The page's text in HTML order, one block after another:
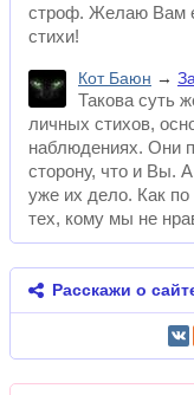
строф. Желаю Вам
стихи!
Кот Баюн →
Такова суть
личных стихов,
наблюдениях. Они
сторону, что и Вы.
уже их дело. Как по
тех, кому мы не
Расскажи о